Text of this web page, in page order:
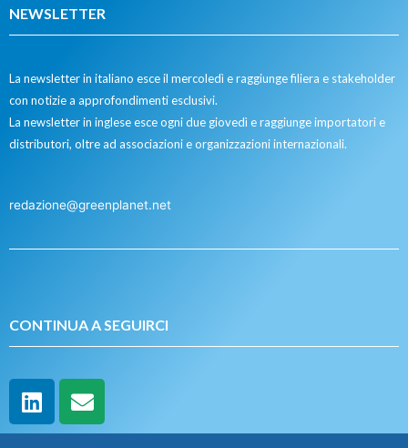
NEWSLETTER
La newsletter in italiano esce il mercoledì e raggiunge filiera e stakeholder
con notizie a approfondimenti esclusivi.
La newsletter in inglese esce ogni due giovedì e raggiunge importatori e
distributori, oltre ad associazioni e organizzazioni internazionali.
redazione@greenplanet.net
CONTINUA A SEGUIRCI